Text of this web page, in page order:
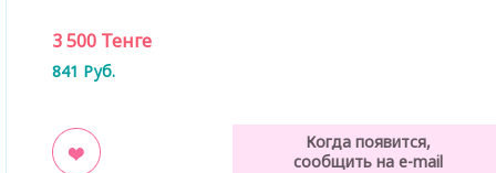
3 500 Тенге
841 Руб.
Когда появится,
сообщить на e-mail